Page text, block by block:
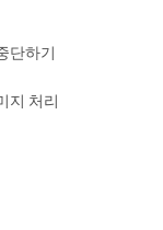
단하기
지 처리